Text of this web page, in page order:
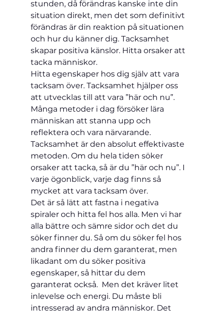
stunden, då förändras kanske inte din
situation direkt, men det som definitivt
förändras är din reaktion på situationen
och hur du känner dig. Tacksamhet
skapar positiva känslor. Hitta orsaker att
tacka människor.
Hitta egenskaper hos dig själv att vara
tacksam över. Tacksamhet hjälper oss
att utvecklas till att vara ”här och nu”.
Många metoder i dag försöker lära
människan att stanna upp och
reflektera och vara närvarande.
Tacksamhet är den absolut effektivaste
metoden. Om du hela tiden söker
orsaker att tacka, så är du ”här och nu”. I
varje ögonblick, varje dag finns så
mycket att vara tacksam över.
Det är så lätt att fastna i negativa
spiraler och hitta fel hos alla. Men vi har
alla bättre och sämre sidor och det du
söker finner du. Så om du söker fel hos
andra finner du dem garanterat, men
likadant om du söker positiva
egenskaper, så hittar du dem
garanterat också.  Men det kräver litet
inlevelse och energi. Du måste bli
intresserad av andra människor. Det